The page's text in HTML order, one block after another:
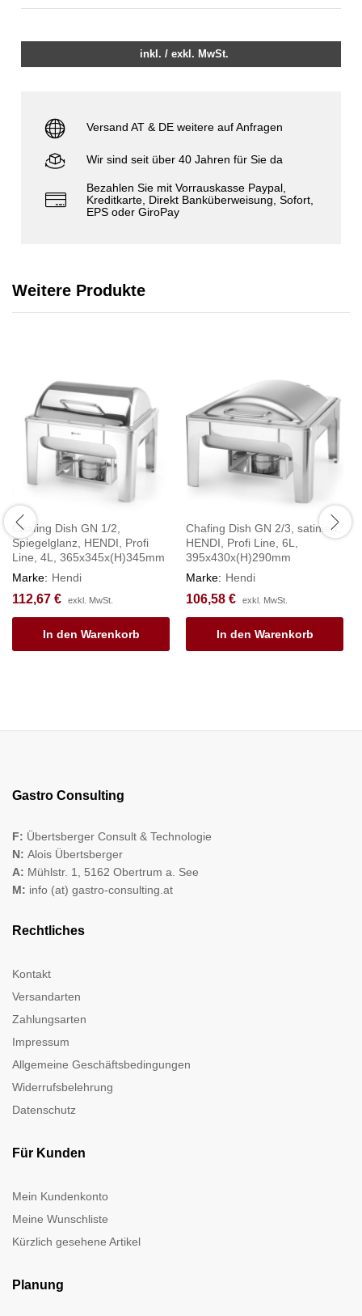
inkl. / exkl. MwSt.
Versand AT & DE weitere auf Anfragen
Wir sind seit über 40 Jahren für Sie da
Bezahlen Sie mit Vorrauskasse Paypal,
Kreditkarte, Direkt Banküberweisung, Sofort,
EPS oder GiroPay
Weitere Produkte
Chafing Dish GN 1/2,
Spiegelglanz, HENDI, Profi
Line, 4L, 365x345x(H)345mm
Marke: Hendi
112,67 € exkl. MwSt.
In den Warenkorb
Chafing Dish GN 2/3, satiniert,
HENDI, Profi Line, 6L,
395x430x(H)290mm
Marke: Hendi
106,58 € exkl. MwSt.
In den Warenkorb
Gastro Consulting
F: Übertsberger Consult & Technologie
N: Alois Übertsberger
A: Mühlstr. 1, 5162 Obertrum a. See
M: info (at) gastro-consulting.at
Rechtliches
Kontakt
Versandarten
Zahlungsarten
Impressum
Allgemeine Geschäftsbedingungen
Widerrufsbelehrung
Datenschutz
Für Kunden
Mein Kundenkonto
Meine Wunschliste
Kürzlich gesehene Artikel
Planung